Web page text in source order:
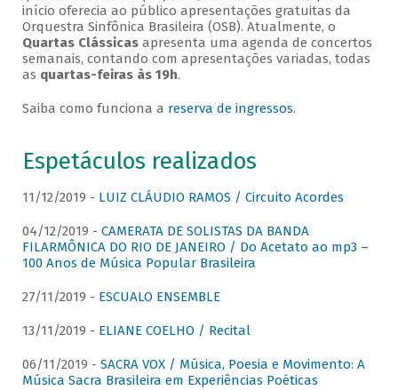
início oferecia ao público apresentações gratuitas da
Orquestra Sinfônica Brasileira (OSB). Atualmente, o
Quartas Clássicasapresenta uma agenda de concertos
semanais, contando com apresentações variadas, todas
as quartas-feiras às 19h.
Saiba como funciona a reserva de ingressos.
Espetáculos realizados
11/12/2019 - LUIZ CLÁUDIO RAMOS / Circuito Acordes
04/12/2019 - CAMERATA DE SOLISTAS DA BANDA
FILARMÔNICA DO RIO DE JANEIRO / Do Acetato ao mp3 –
100 Anos de Música Popular Brasileira
27/11/2019 - ESCUALO ENSEMBLE
13/11/2019 - ELIANE COELHO / Recital
06/11/2019 - SACRA VOX / Música, Poesia e Movimento: A
Música Sacra Brasileira em Experiências Poéticas